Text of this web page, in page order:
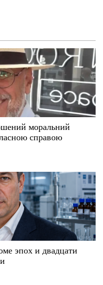
моральний
справою
эпох и двадцати